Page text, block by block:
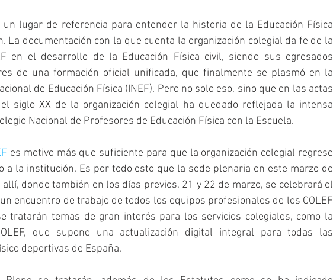
un lugar de referencia para entender la historia de la Educación Física
La documentación con la que cuenta la organización colegial da fe de la
en el desarrollo de la Educación Física civil, siendo sus egresados
de una formación oficial unificada, que finalmente se plasmó en la
de Educación Física (INEF). Pero no solo eso, sino que en las actas
siglo XX de la organización colegial ha quedado reflejada la intensa
Nacional de Profesores de Educación Física con la Escuela.
es motivo más que suficiente para que la organización colegial regrese
a la institución. Es por todo esto que la sede plenaria en este marzo de
donde también en los días previos, 21 y 22 de marzo, se celebrará el
un encuentro de trabajo de todos los equipos profesionales de los COLEF
tratarán temas de gran interés para los servicios colegiales, como la
que supone una actualización digital integral para todas las
deportivas de España.